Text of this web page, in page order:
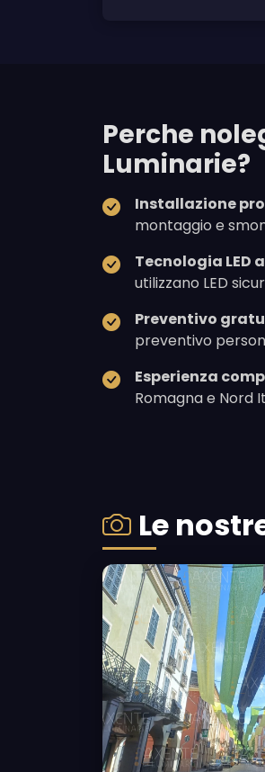
Perche
Luminarie?
Installazione
montaggio e
Tecnologia LED
utilizzano LED
Preventivo
preventivo
Esperienza
Romagna e Nord
Le